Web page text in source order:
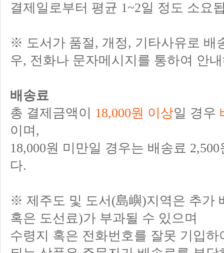
결제일로부터 평균 1~2일 정도 소요
※ 도서가 품절, 개정, 기타사유로 배
우, 전화나 문자메시지를 통하여 안
배송료
총 결제금액이 18,000원 이상일 경우
이며,
18,000원 미만일 경우는 배송료
다.
※ 제주도 및 도서(島嶼)지역은 추가
혹은 도선료)가 부과될 수 있으며
수령지 혹은 전화번호를 잘못 기입하